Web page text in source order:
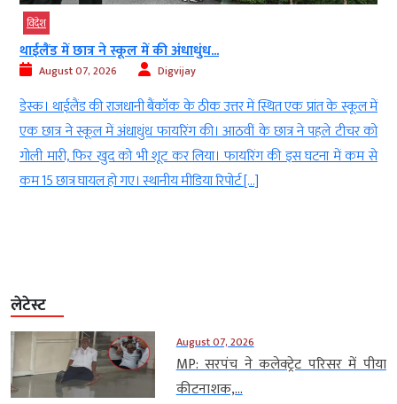
विदेश
थाईलैंड में छात्र ने स्कूल में की अंधाधुंध...
August 07, 2026 Digvijay
डेस्क। थाईलैंड की राजधानी बैंकॉक के ठीक उत्तर में स्थित एक प्रांत के स्कूल में
एक छात्र ने स्कूल में अंधाधुंध फायरिंग की। आठवीं के छात्र ने पहले टीचर को
गोली मारी, फिर खुद को भी शूट कर लिया। फायरिंग की इस घटना में कम से
कम 15 छात्र घायल हो गए। स्थानीय मीडिया रिपोर्ट […]
लेटेस्ट
August 07, 2026
MP: सरपंच ने कलेक्ट्रेट परिसर में पीया
कीटनाशक,...